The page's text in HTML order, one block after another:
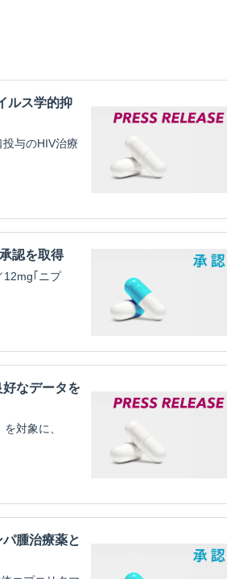
ルス学的抑
与のHIV治療
認を取得
｢ニプ
なデータを
対象に、
腫治療薬と